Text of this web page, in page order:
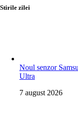
Stirile zilei
Noul senzor
Ultra
7 august 2026